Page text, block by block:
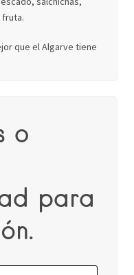
fruta.
que el Algarve tiene
o
para